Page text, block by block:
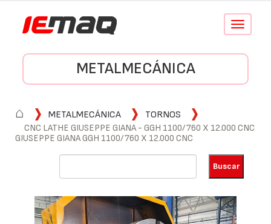
Conmutar
METALMECÁNICA
⌂ METALMECÁNICA
TORNOS
CNC LATHE GIUSEPPE GIANA - GGH 1100/760 X 12.000 CNC
GIUSEPPE GIANA GGH 1100/760 X 12.000 CNC